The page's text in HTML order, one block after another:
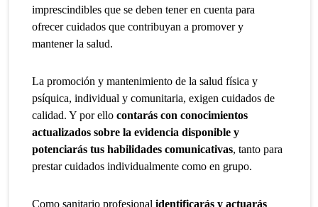
imprescindibles que se deben tener en cuenta para
ofrecer cuidados que contribuyan a promover y
mantener la salud.
La promoción y mantenimiento de la salud física y
psíquica, individual y comunitaria, exigen cuidados de
calidad. Y por ellocontarás con conocimientos
actualizados sobre la evidencia disponible y
potenciarás tus habilidades comunicativas, tanto para
prestar cuidados individualmente como en grupo.
Como sanitario profesional identificarás y actuarás